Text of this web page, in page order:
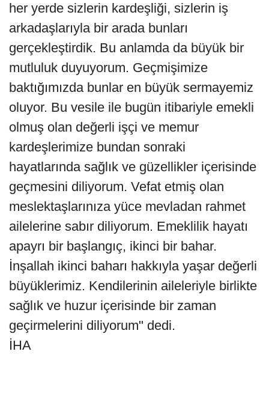
her yerde sizlerin kardeşliği, sizlerin iş
arkadaşlarıyla bir arada bunları
gerçekleştirdik. Bu anlamda da büyük bir
mutluluk duyuyorum. Geçmişimize
baktığımızda bunlar en büyük sermayemiz
oluyor. Bu vesile ile bugün itibariyle emekli
olmuş olan değerli işçi ve memur
kardeşlerimize bundan sonraki
hayatlarında sağlık ve güzellikler içerisinde
geçmesini diliyorum. Vefat etmiş olan
meslektaşlarınıza yüce mevladan rahmet
ailelerine sabır diliyorum. Emeklilik hayatı
apayrı bir başlangıç, ikinci bir bahar.
İnşallah ikinci baharı hakkıyla yaşar değerli
büyüklerimiz. Kendilerinin aileleriyle birlikte
sağlık ve huzur içerisinde bir zaman
geçirmelerini diliyorum" dedi.
İHA